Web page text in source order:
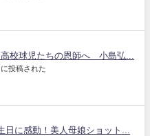
校球児たちの恩師へ 小島弘...
投稿された
日に感動！美人母娘ショット...